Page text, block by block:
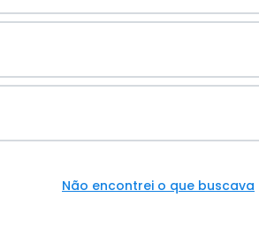
Não encontrei o que buscava